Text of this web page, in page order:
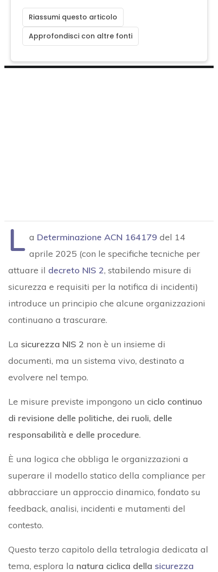
Riassumi questo articolo
Approfondisci con altre fonti
L a Determinazione ACN 164179 del 14
aprile 2025 (con le specifiche tecniche per
attuare il decreto NIS 2, stabilendo misure di
sicurezza e requisiti per la notifica di incidenti)
introduce un principio che alcune organizzazioni
continuano a trascurare.
La sicurezza NIS 2 non è un insieme di
documenti, ma un sistema vivo, destinato a
evolvere nel tempo.
Le misure previste impongono un ciclo continuo
di revisione delle politiche, dei ruoli, delle
responsabilità e delle procedure.
È una logica che obbliga le organizzazioni a
superare il modello statico della compliance per
abbracciare un approccio dinamico, fondato su
feedback, analisi, incidenti e mutamenti del
contesto.
Questo terzo capitolo della tetralogia dedicata al
tema, esplora la natura ciclica della sicurezza